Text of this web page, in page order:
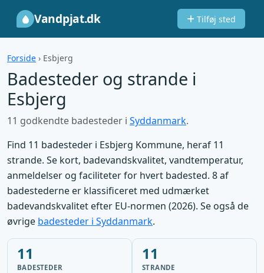
Vandpjat.dk Tilføj sted
Forside › Esbjerg
Badesteder og strande i
Esbjerg
11 godkendte badesteder i Syddanmark.
Find 11 badesteder i Esbjerg Kommune, heraf 11
strande. Se kort, badevandskvalitet, vandtemperatur,
anmeldelser og faciliteter for hvert badested. 8 af
badestederne er klassificeret med udmærket
badevandskvalitet efter EU-normen (2026). Se også de
øvrige badesteder i Syddanmark.
11
BADESTEDER
11
STRANDE